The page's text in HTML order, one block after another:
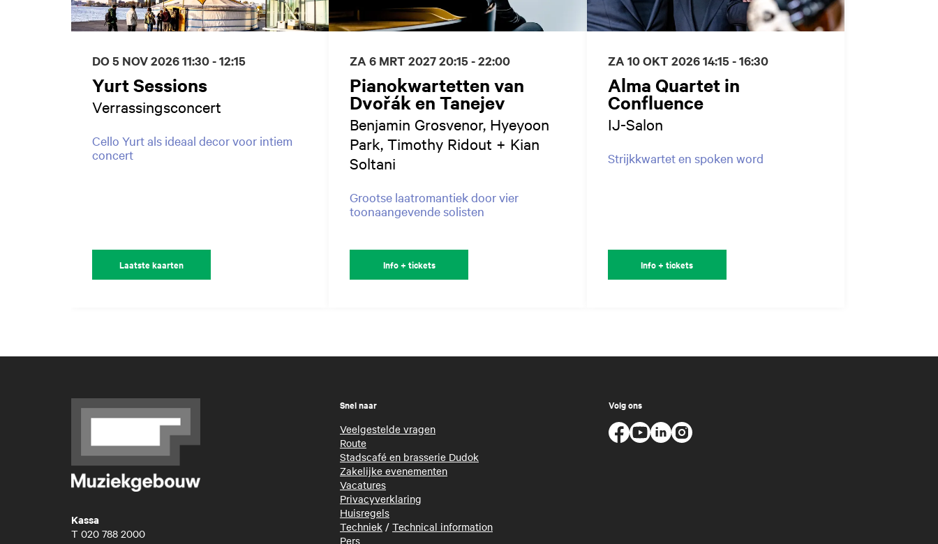
Yurt Sessions
Verrassingsconcert
Cello Yurt als ideaal decor voor intiem
concert
DO 5 NOV 202611:30 - 12:15
Laatste kaarten
Pianokwartetten van
Dvořák en Tanejev
Benjamin Grosvenor, Hyeyoon
Park, Timothy Ridout + Kian
Soltani
Grootse laatromantiek door vier
toonaangevende solisten
ZA 6 MRT 202720:15 - 22:00
Info + tickets
Alma Quartet in
Confluence
IJ-Salon
Strijkkwartet en spoken word
ZA 10 OKT 202614:15 - 16:30
Info + tickets
Kassa
T 020 788 2000
Snel naar
Veelgestelde vragen
Route
Stadscafé en brasserie Dudok
Zakelijke evenementen
Vacatures
Privacyverklaring
Huisregels
Techniek / Technical information
Pers
Volg ons